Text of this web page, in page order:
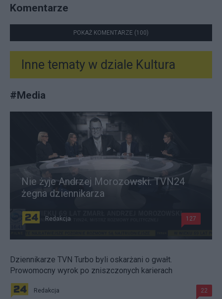
Komentarze
POKAŻ KOMENTARZE (100)
Inne tematy w dziale Kultura
#Media
Nie żyje Andrzej Morozowski. TVN24
żegna dziennikarza
Redakcja 127
Dziennikarze TVN Turbo byli oskarżani o gwałt.
Prowomocny wyrok po zniszczonych karierach
Redakcja 22